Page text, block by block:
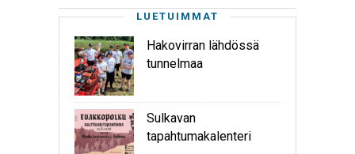
LUETUIMMAT
Hakovirran lähdössä
tunnelmaa
Sulkavan
tapahtumakalenteri